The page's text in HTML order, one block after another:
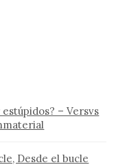
– Versvs
Desde el bucle